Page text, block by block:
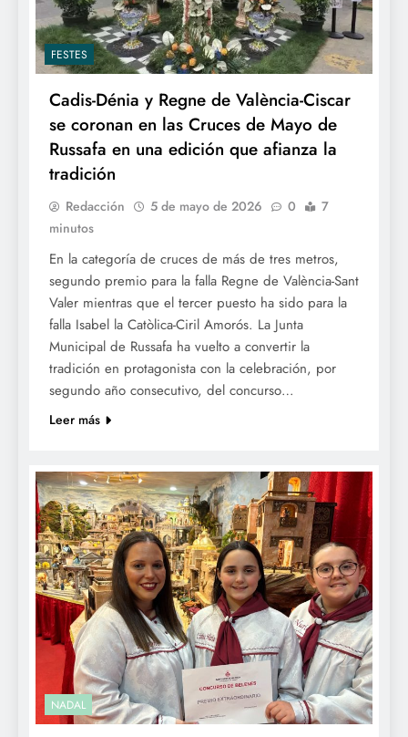
FESTES
Cadis-Dénia y Regne de València-Ciscar
se coronan en las Cruces de Mayo de
Russafa en una edición que afianza la
tradición
Redacción 5 de mayo de 2026 0
7
minutos
En la categoría de cruces de más de tres metros,
segundo premio para la falla Regne de València-Sant
Valer mientras que el tercer puesto ha sido para la
falla Isabel la Catòlica-Ciril Amorós. La Junta
Municipal de Russafa ha vuelto a convertir la
tradición en protagonista con la celebración, por
segundo año consecutivo, del concurso…
Leer más
NADAL